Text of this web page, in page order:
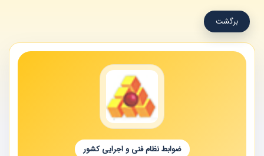
برگشت
ضوابط نظام فنی و اجرایی کشور